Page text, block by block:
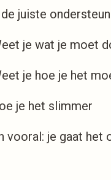
juiste
je wat je moet
je hoe je het
je het slimmer
vooral: je gaat het